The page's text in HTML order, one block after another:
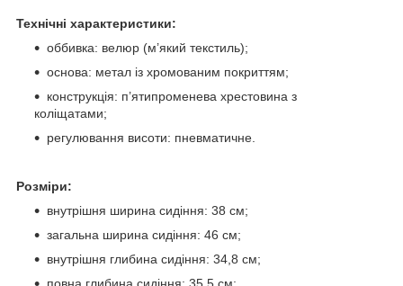
Технічні характеристики:
оббивка: велюр (м’який текстиль);
основа: метал із хромованим покриттям;
конструкція: п’ятипроменева хрестовина з
коліщатами;
регулювання висоти: пневматичне.
Розміри:
внутрішня ширина сидіння: 38 см;
загальна ширина сидіння: 46 см;
внутрішня глибина сидіння: 34,8 см;
повна глибина сидіння: 35,5 см;